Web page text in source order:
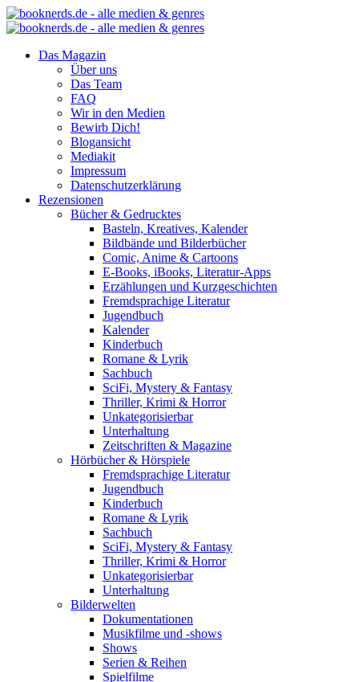
Das Magazin
Über uns
Das Team
FAQ
Wir in den Medien
Bewirb Dich!
Blogansicht
Mediakit
Impressum
Datenschutzerklärung
Rezensionen
Bücher & Gedrucktes
Basteln, Kreatives, Kalender
Bildbände und Bilderbücher
Comic, Anime & Cartoons
E-Books, iBooks, Literatur-Apps
Erzählungen und Kurzgeschichten
Fremdsprachige Literatur
Jugendbuch
Kalender
Kinderbuch
Romane & Lyrik
Sachbuch
SciFi, Mystery & Fantasy
Thriller, Krimi & Horror
Unkategorisierbar
Unterhaltung
Zeitschriften & Magazine
Hörbücher & Hörspiele
Fremdsprachige Literatur
Jugendbuch
Kinderbuch
Romane & Lyrik
Sachbuch
SciFi, Mystery & Fantasy
Thriller, Krimi & Horror
Unkategorisierbar
Unterhaltung
Bilderwelten
Dokumentationen
Musikfilme und -shows
Shows
Serien & Reihen
Spielfilme